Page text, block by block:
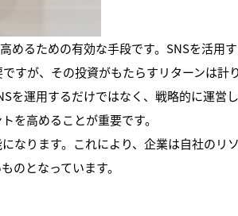
めるための有効な手段です。SNSを活用
すが、その投資がもたらすリターンは計
を運用するだけではなく、戦略的に運営
を高めることが重要です。
なります。これにより、企業は自社のリ
のとなっています。